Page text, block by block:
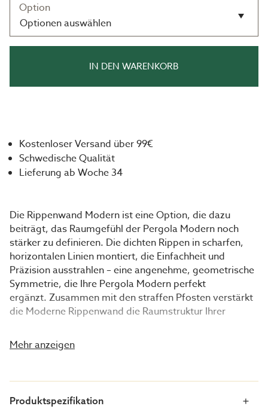
Option
Optionen auswählen
IN DEN WARENKORB
Kostenloser Versand über 99€
Schwedische Qualität
Lieferung ab Woche 34
Die Rippenwand Modern ist eine Option, die dazu
beiträgt, das Raumgefühl der Pergola Modern noch
stärker zu definieren. Die dichten Rippen in scharfen,
horizontalen Linien montiert, die Einfachheit und
Präzision ausstrahlen – eine angenehme, geometrische
Symmetrie, die Ihre Pergola Modern perfekt
ergänzt. Zusammen mit den straffen Pfosten verstärkt
die Moderne Rippenwand die Raumstruktur Ihrer
gemütlichen Raum im Freien zu sitzen.
Bausatz geliefert. Die Lamellen sind 3600 mm lang und
müssen daher möglicherweise auf die richtige Länge
Mehr anzeigen
Produktspezifikation